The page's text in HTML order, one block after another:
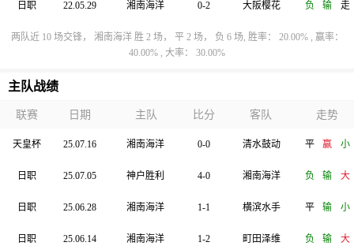
日职 22.05.29 湘南海洋 0-2 大阪樱花 负 输 走
两队近 10 场交锋， 湘南海洋 胜 2 场， 平 2 场， 负 6 场, 胜率： 20.00% , 赢率：
40.00% , 大率： 30.00%
主队战绩
联赛 日期 主队 比分 客队 走势
天皇杯 25.07.16 湘南海洋 0-0 清水鼓动 平 赢 小
日职 25.07.05 神户胜利 4-0 湘南海洋 负 输 大
日职 25.06.28 湘南海洋 1-1 横滨水手 平 输 小
日职 25.06.14 湘南海洋 1-2 町田泽维 负 输 大